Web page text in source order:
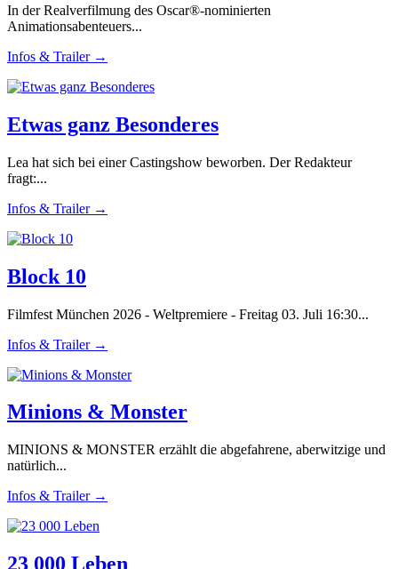
In der Realverfilmung des Oscar®-nominierten
Animationsabenteuers...
Infos & Trailer →
Etwas ganz Besonderes
Lea hat sich bei einer Castingshow beworben. Der Redakteur
fragt:...
Infos & Trailer →
Block 10
Filmfest München 2026 - Weltpremiere - Freitag 03. Juli 16:30...
Infos & Trailer →
Minions & Monster
MINIONS & MONSTER erzählt die abgefahrene, aberwitzige und
natürlich...
Infos & Trailer →
23 000 Leben